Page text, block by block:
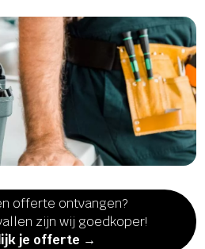
offerte ontvangen?
zijn wij goedkoper!
je offerte →